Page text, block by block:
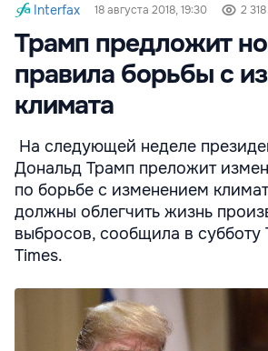
Interfax 18 августа 2018, 19:30 2 318
Трамп предложит
правила борьбы с
климата
На следующей неделе
Дональд Трамп преложит
по борьбе с изменением
должны облегчить жизнь
выбросов, сообщила в субботу
Times.